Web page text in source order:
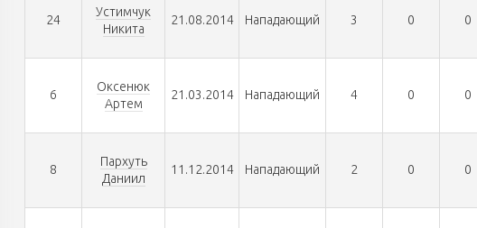
24
Устимчук
Никита
21.08.2014 Нападающий 3 0 0
6
Оксенюк
Артем
21.03.2014 Нападающий 4 0 0
8
Пархуть
Даниил
11.12.2014 Нападающий 2 0 0